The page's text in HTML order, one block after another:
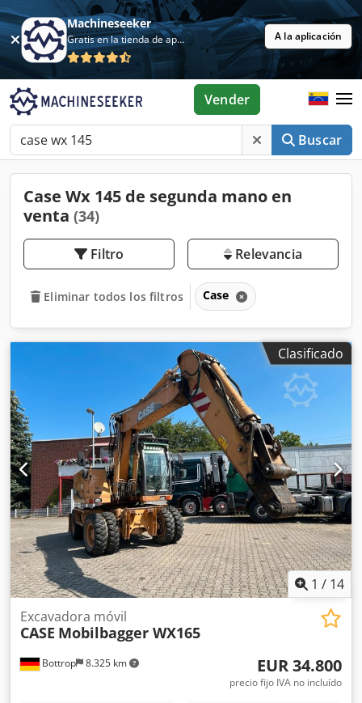
Machineseeker
Gratis en la tienda de aplicaciones A la aplicación
Buscar
Vender
Case Wx 145 de segunda mano en
venta (34)
Filtro Relevancia
Eliminar todos los filtros Case
Clasificado
1 / 14
Bottrop 8.325 km
Excavadora móvil
CASE Mobilbagger WX165
EUR 34.800
precio fijo IVA no incluído